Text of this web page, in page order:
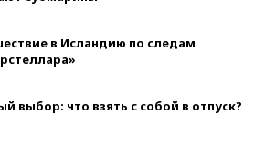
в Исландию по следам
выбор: что взять с собой в отпуск?